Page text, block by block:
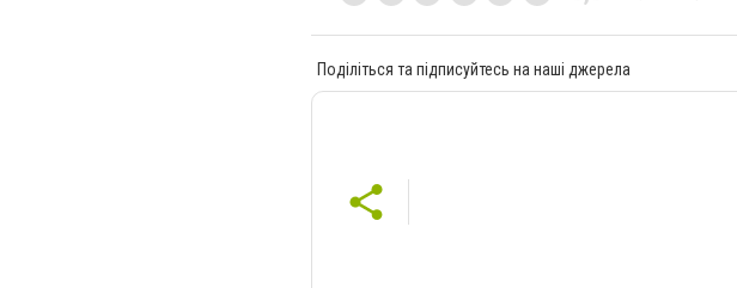
Поділіться та підписуйтесь на наші джерела